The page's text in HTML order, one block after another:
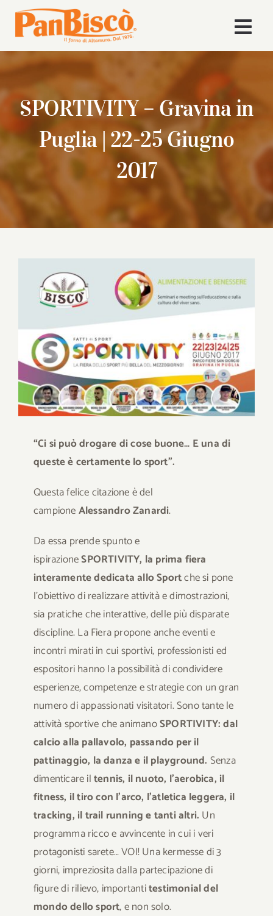
Salta
Azienda
Volley
Prodotti
Ricette
News
Download
SHOP
Cerca
per:
SPORTIVITY – Gravina in
Puglia | 22-25 Giugno
2017
immagine
“Ci si può drogare di cose buone… E una di
queste è certamente lo sport”.
Questa felice citazione è del
campioneAlessandro Zanardi.
Da essa prende spunto e
ispirazioneSPORTIVITY, la prima fiera
interamente dedicata allo Sportche si pone
l’obiettivo di realizzare attività e dimostrazioni,
sia pratiche che interattive, delle più disparate
discipline. La Fiera propone anche eventi e
incontri mirati in cui sportivi, professionisti ed
espositori hanno la possibilità di condividere
esperienze, competenze e strategie con un gran
numero di appassionati visitatori. Sono tante le
attività sportive che animanoSPORTIVITY: dal
calcio alla pallavolo, passando per il
pattinaggio, la danza e il playground. Senza
dimenticare iltennis, il nuoto, l’aerobica, il
fitness, il tiro con l’arco, l’atletica leggera, il
tracking, il trail running e tanti altri. Un
programma ricco e avvincente in cui i veri
protagonisti sarete… VOI! Una kermesse di 3
giorni, impreziosita dalla partecipazione di
figure di rilievo, importantitestimonial del
mondo dello sport, e non solo.